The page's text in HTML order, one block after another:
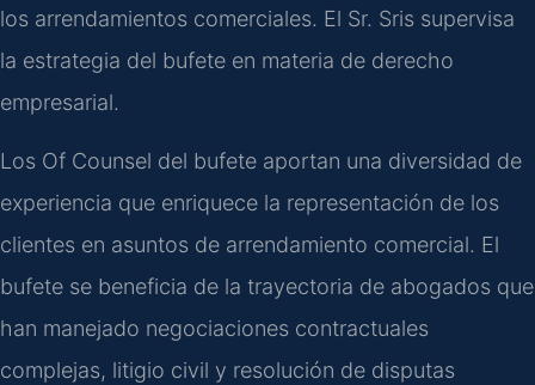
los arrendamientos comerciales. El Sr. Sris supervisa
la estrategia del bufete en materia de derecho
empresarial.
Los Of Counsel del bufete aportan una diversidad de
experiencia que enriquece la representación de los
clientes en asuntos de arrendamiento comercial. El
bufete se beneficia de la trayectoria de abogados que
han manejado negociaciones contractuales
complejas, litigio civil y resolución de disputas